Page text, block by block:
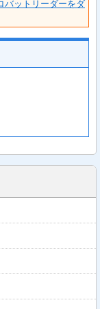
バットリーダーをダ